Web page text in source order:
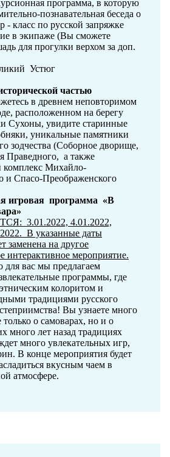
программа, в которую
познавательная беседа о
- класс по русской запряжке
в экипаже (Вы сможете
для прогулки верхом за доп.
Устюг
частью
в древнем неповторимом
расположенном на берегу
Сухоны, увидите старинные
уникальные памятники
зодчества (Соборное дворище,
Праведного, а также
комплекс Михайло-
и Спасо-Преображенского
игровая программа «В
3.01.2022, 4.01.2022,
В указанные даты
заменена на другое
интерактивное мероприятие.
для вас мы предлагаем
программы, где
колоритом и
традициями русского
Вы узнаете много
только о самоварах, но и о
много лет назад традициях
много увлекательных игр,
В конце мероприятия будет
вкусным чаем в
атмосфере.